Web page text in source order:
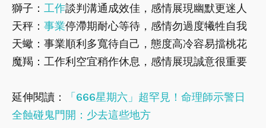
獅子： 工作談判溝通成效佳，感情展現幽默更迷人
天秤： 事業停滯期耐心等待，感情勿過度犧牲自我
天蠍：事業順利多寬待自己，態度高冷容易擋桃花
魔羯：工作利空宜稍作休息，感情展現誠意很重要
延伸閱讀：
「666星期六」超罕見！命理師示警日
全蝕碰鬼門開：少去這些地方